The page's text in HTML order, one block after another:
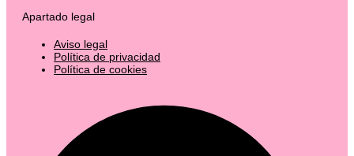
Apartado legal
Aviso legal
Política de privacidad
Política de cookies